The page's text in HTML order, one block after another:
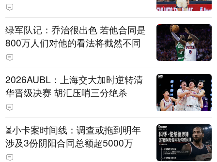
绿军队记：乔治很出色 若他合同是
800万人们对他的看法将截然不同
2026AUBL：上海交大加时逆转清
华晋级决赛 胡汇压哨三分绝杀
⏳️小卡案时间线：调查或拖到明年
涉及3份阴阳合同总额超5000万